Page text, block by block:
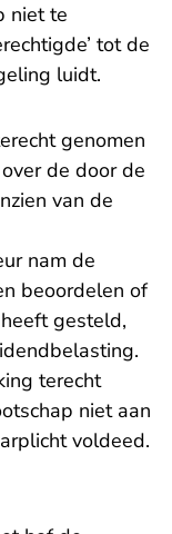
niet te
tot de
luidt.
genomen
de door de
van de
nam de
beoordelen of
gesteld,
terecht
niet aan
voldeed.